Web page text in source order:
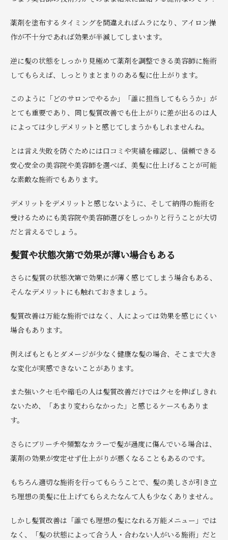
薬剤を塗布するタイミングを間違えればムラになり、アイロン操
作が不十分であれば効果が半減してしまいます。
逆に髪の状態をしっかり見極めて薬剤を調整できる美容師に施術
してもらえば、しっとりまとまりのある髪に仕上がります。
このように「どのサロンでやるか」「誰に担当してもらうか」が
とても重要であり、同じ髪質改善でも仕上がりに差が出るのは人
によっては少しデメリットと感じてしまうかもしれませんね。
とは言え失敗を防ぐためには口コミや実績を確認し、信頼できる
安心安全の美容院や美容師を選べば、美髪に仕上げることが可能
な素敵な施術でもあります。
デメリットをデメリットと感じないように、そして納得の施術を
受けるためにも美容院や美容師選びをしっかりと行うことが大切
だと言えるでしょう。
髪質や状態次第で効果が薄い場合もある
さらに髪質の状態次第で効果にが薄く感じてしまう場合もある、
そんなデメリットにも触れておきましょう。
髪質改善は万能な施術ではなく、人によっては効果を感じにくい
場合もあります。
例えばもともとダメージが少なく健康な髪の場合、そこまで大き
な変化が実感できないことがあります。
また強いクセ毛や縮毛の人は髪質改善だけではクセを伸ばしきれ
ないため、「あまり変わらなかった」と感じるケースもありま
す。
さらにブリーチや頻繁なカラーで髪が過度に傷んでいる場合は、
薬剤の効果が安定せず仕上がりが悪くなることもあるのです。
もちろん適切な施術を行ってもらうことで、髪の美しさが引き立
ち理想の美髪に仕上げてもらえたなんて人も少なくありません。
しかし髪質改善は「誰でも理想の髪になれる万能メニュー」では
なく、「髪の状態によって合う人・合わない人がいる施術」だと